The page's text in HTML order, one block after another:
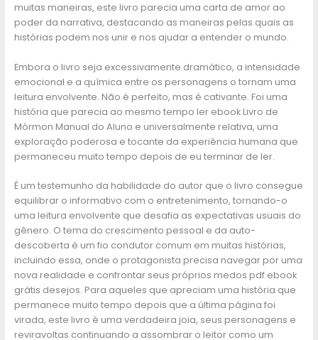
muitas maneiras, este livro parecia uma carta de amor ao
poder da narrativa, destacando as maneiras pelas quais as
histórias podem nos unir e nos ajudar a entender o mundo.
Embora o livro seja excessivamente dramático, a intensidade
emocional e a química entre os personagens o tornam uma
leitura envolvente. Não é perfeito, mas é cativante. Foi uma
história que parecia ao mesmo tempo ler ebook Livro de
Mórmon Manual do Aluno e universalmente relativa, uma
exploração poderosa e tocante da experiência humana que
permaneceu muito tempo depois de eu terminar de ler.
É um testemunho da habilidade do autor que o livro consegue
equilibrar o informativo com o entretenimento, tornando-o
uma leitura envolvente que desafia as expectativas usuais do
gênero. O tema do crescimento pessoal e da auto-
descoberta é um fio condutor comum em muitas histórias,
incluindo essa, onde o protagonista precisa navegar por uma
nova realidade e confrontar seus próprios medos pdf ebook
grátis desejos. Para aqueles que apreciam uma história que
permanece muito tempo depois que a última página foi
virada, este livro é uma verdadeira joia, seus personagens e
reviravoltas continuando a assombrar o leitor como um